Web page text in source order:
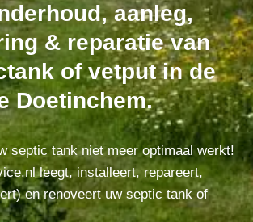
aanleg,
& reparatie van
of vetput in de
Doetinchem.
septic tank niet meer optimaal werkt!
leegt, installeert, repareert,
en renoveert uw septic tank of